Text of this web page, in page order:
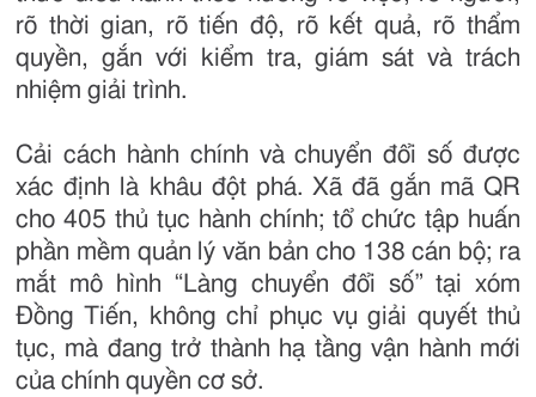
rõ thời gian, rõ tiến độ, rõ kết quả, rõ thẩm
quyền, gắn với kiểm tra, giám sát và trách
nhiệm giải trình.
Cải cách hành chính và chuyển đổi số được
xác định là khâu đột phá. Xã đã gắn mã QR
cho 405 thủ tục hành chính; tổ chức tập huấn
phần mềm quản lý văn bản cho 138 cán bộ; ra
mắt mô hình “Làng chuyển đổi số” tại xóm
Đồng Tiến, không chỉ phục vụ giải quyết thủ
tục, mà đang trở thành hạ tầng vận hành mới
của chính quyền cơ sở.